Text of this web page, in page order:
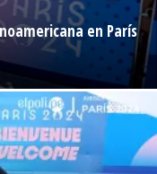
en París